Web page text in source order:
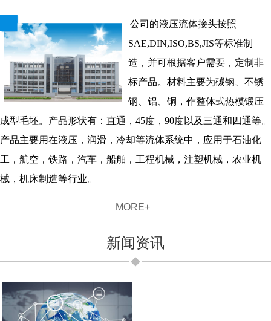
公司的液压流体接头按照
SAE,DIN,ISO,BS,JIS等标准制
造，并可根据客户需要，定制非
标产品。材料主要为碳钢、不锈
钢、铝、铜，作整体式热模锻压
成型毛坯。产品形状有：直通，45度，90度以及三通和四通等。
产品主要用在液压，润滑，冷却等流体系统中，应用于石油化
工，航空，铁路，汽车，船舶，工程机械，注塑机械，农业机
械，机床制造等行业。
MORE+
新闻资讯